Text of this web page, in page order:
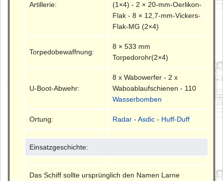
Artillerie:
(1×4) - 2 × 20-mm-Oerlikon-
Flak - 8 × 12,7-mm-Vickers-
Flak-MG (2×4)
Torpedobewaffnung:
8 × 533 mm
Torpedorohr(2×4)
U-Boot-Abwehr:
8 x Wabowerfer - 2 x
Waboablaufschienen - 110
Wasserbomben
Ortung: Radar -Asdic - Huff-Duff
Einsatzgeschichte:
Das Schiff sollte ursprünglich den Namen Larne